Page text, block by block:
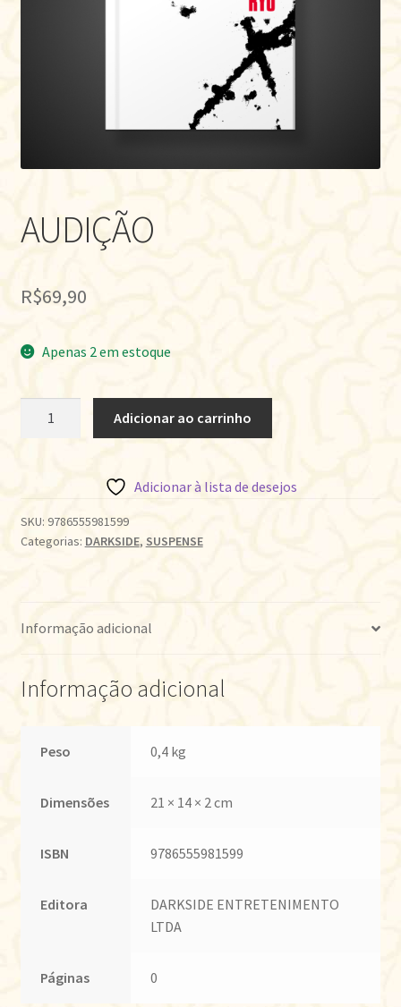
AUDIÇÃO
R$69,90
Apenas 2 em estoque
Adicionar ao carrinho
Adicionar à lista de desejos
SKU: 9786555981599
Categorias: DARKSIDE, SUSPENSE
Informação adicional
Informação adicional
Peso 0,4 kg
Dimensões 21 × 14 × 2 cm
ISBN 9786555981599
Editora
DARKSIDE ENTRETENIMENTO
LTDA
Páginas 0